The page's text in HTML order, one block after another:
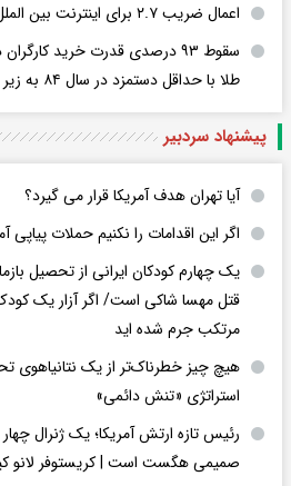
اعمال ضریب ۲.۷ برای اینترنت بین الملل صحت دارد؟
طلا با حداقل دستمزد در سال ۸۴ به زیر یک گرم رسید
پیشنهاد سردبیر
آیا تهران هدف آمریکا قرار می گیرد؟
اگر این اقدامات را نکنیم حملات
یک چهارم کودکان ایرانی از تحصیل
قتل مهسا شاکی است/ اگر آزار یک
مرتکب جرم شده اید
هیچ چیز خطرناک‌تر از یک نتانیاهوی
استراتژی «تنش دائمی»
رئیس تازه ارتش آمریکا؛ یک ژنرال
صمیمی هگست است | کریستوفر لانو